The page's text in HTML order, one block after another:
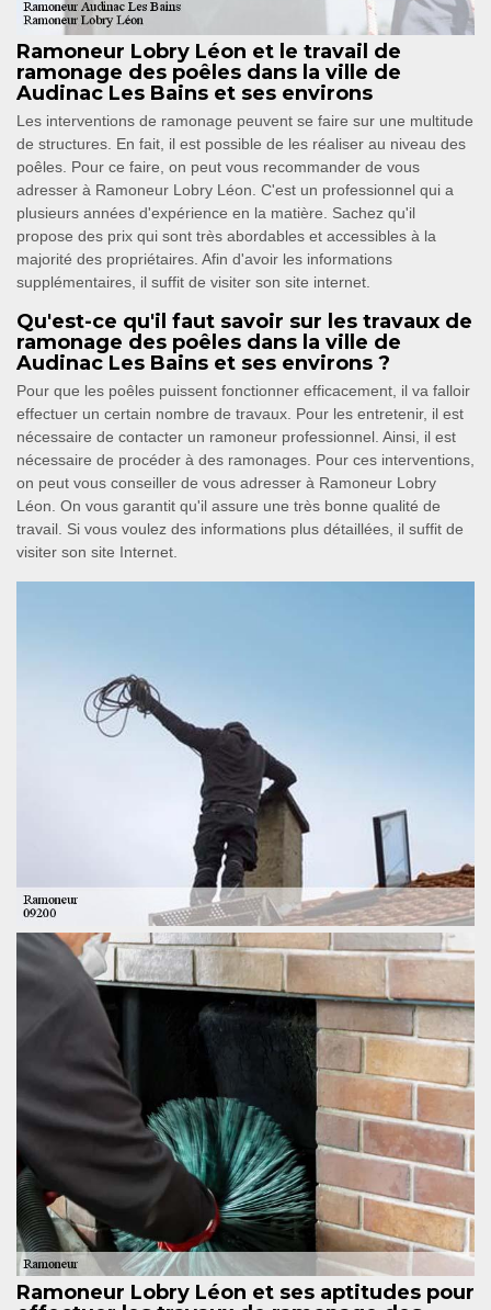
Ramoneur Lobry Léon et le travail de
ramonage des poêles dans la ville de
Audinac Les Bains et ses environs
Les interventions de ramonage peuvent se faire sur une multitude
de structures. En fait, il est possible de les réaliser au niveau des
poêles. Pour ce faire, on peut vous recommander de vous
adresser à Ramoneur Lobry Léon. C'est un professionnel qui a
plusieurs années d'expérience en la matière. Sachez qu'il
propose des prix qui sont très abordables et accessibles à la
majorité des propriétaires. Afin d'avoir les informations
supplémentaires, il suffit de visiter son site internet.
Qu'est-ce qu'il faut savoir sur les travaux de
ramonage des poêles dans la ville de
Audinac Les Bains et ses environs ?
Pour que les poêles puissent fonctionner efficacement, il va falloir
effectuer un certain nombre de travaux. Pour les entretenir, il est
nécessaire de contacter un ramoneur professionnel. Ainsi, il est
nécessaire de procéder à des ramonages. Pour ces interventions,
on peut vous conseiller de vous adresser à Ramoneur Lobry
Léon. On vous garantit qu'il assure une très bonne qualité de
travail. Si vous voulez des informations plus détaillées, il suffit de
visiter son site Internet.
Ramoneur Lobry Léon et ses aptitudes pour